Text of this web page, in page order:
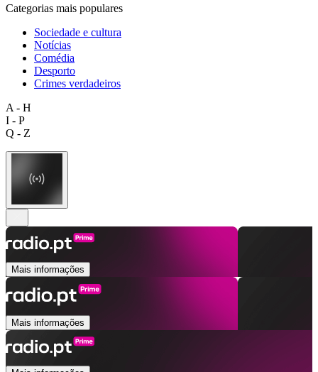
Categorias mais populares
Sociedade e cultura
Notícias
Comédia
Desporto
Crimes verdadeiros
A - H
I - P
Q - Z
Mais informações
Mais informações